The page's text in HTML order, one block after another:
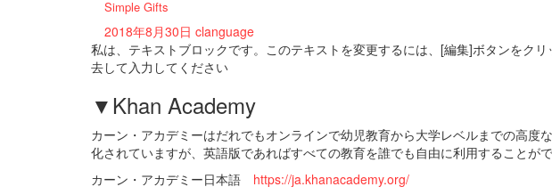
Simple Gifts
2018年8月30日 clanguage
私は、テキストブロックです。このテキストを変更するには、[編集]ボタンをク
去して入力してください
▼Khan Academy
カーン・アカデミーはだれでもオンラインで幼児教育から大学レベルまでの高
化されていますが、英語版であればすべての教育を誰でも自由に利用することがで
カーン・アカデミー日本語 https://ja.khanacademy.org/